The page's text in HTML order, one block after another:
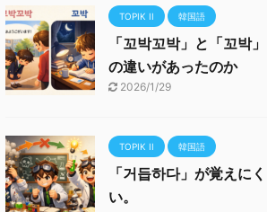
TOPIK II 韓国語
「꼬박꼬박」と「꼬박」
の違いがあったのか
2026/1/29
TOPIK II 韓国語
「거듭하다」が覚えにく
い。